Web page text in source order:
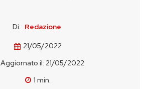
Di: Redazione
21/05/2022
Aggiornato il: 21/05/2022
1 min.